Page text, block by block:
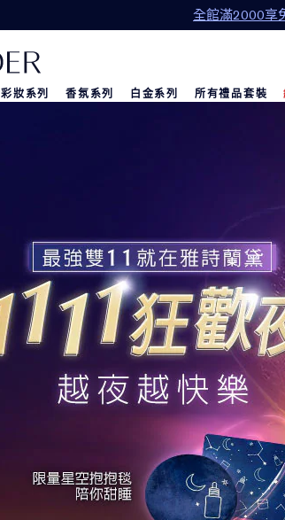
全館滿2000享
彩妝系列 香氛系列 白金系列 所有禮品套裝